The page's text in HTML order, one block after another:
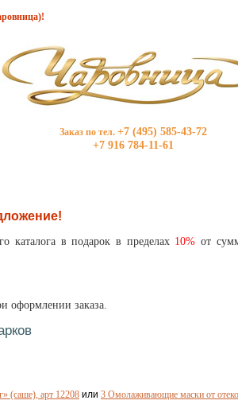
Заказ по тел. +7 (495) 585-43-72
+7 916 784-11-61
каталога в подарок в пределах 10% от
оформлении заказа.
(саше), арт 12208 или 3 Омолаживающие маски от